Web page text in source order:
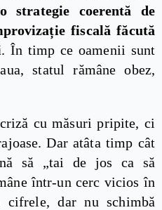
strategie coerentă de
fiscală făcută
. În timp ce oamenii sunt
statul rămâne obez,
cu măsuri pripite, ci
Dar atâta timp cât
să „tai de jos ca să
într-un cerc vicios în
cifrele, dar nu schimbă